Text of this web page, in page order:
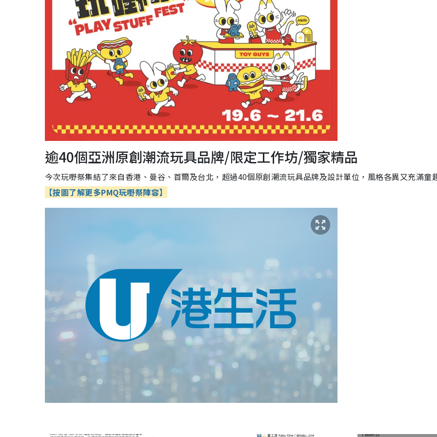
逾40個亞洲原創潮流玩具品牌/限定工作坊/獨家精品
今次玩嘢祭集結了來自香港、曼谷、首爾及台北，超過40個原創潮流玩具品牌及設計單位，風格各異又充滿童
【按圖了解更多PMQ玩嘢祭陣容】